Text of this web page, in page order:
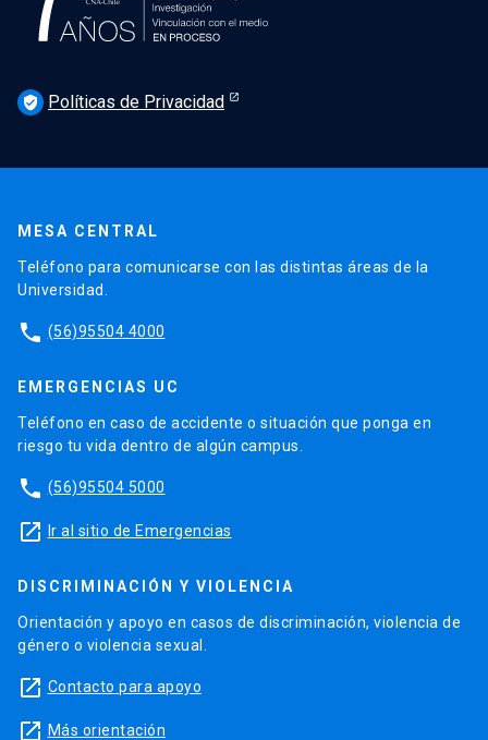
verified_user Políticas de Privacidad
MESA CENTRAL
Teléfono para comunicarse con las distintas áreas de la
Universidad.
phone (56)95504 4000
EMERGENCIAS UC
Teléfono en caso de accidente o situación que ponga en
riesgo tu vida dentro de algún campus.
phone (56)95504 5000
launch Ir al sitio de Emergencias
DISCRIMINACIÓN Y VIOLENCIA
Orientación y apoyo en casos de discriminación, violencia de
género o violencia sexual.
launch Contacto para apoyo
launch Más orientación